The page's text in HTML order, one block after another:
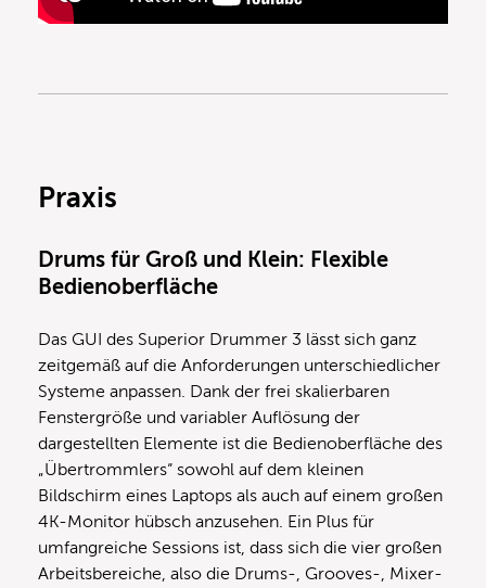
Praxis
Drums für Groß und Klein: Flexible
Bedienoberfläche
Das GUI des Superior Drummer 3 lässt sich ganz
zeitgemäß auf die Anforderungen unterschiedlicher
Systeme anpassen. Dank der frei skalierbaren
Fenstergröße und variabler Auflösung der
dargestellten Elemente ist die Bedienoberfläche des
„Übertrommlers“ sowohl auf dem kleinen
Bildschirm eines Laptops als auch auf einem großen
4K-Monitor hübsch anzusehen. Ein Plus für
umfangreiche Sessions ist, dass sich die vier großen
Arbeitsbereiche, also die Drums-, Grooves-, Mixer-